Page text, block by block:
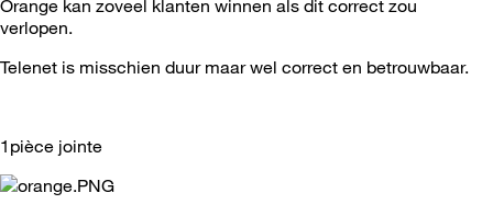
Orange kan zoveel klanten winnen als dit correct zou
verlopen.
Telenet is misschien duur maar wel correct en betrouwbaar.
1pièce jointe